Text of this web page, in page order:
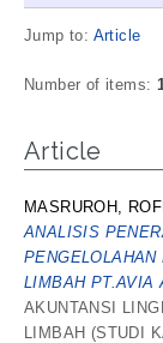
Jump to: Article
Number of items:
Article
MASRUROH,
ANALISIS
LIMBAH PT.AVIA
AKUNTANSI
LIMBAH (STUDI